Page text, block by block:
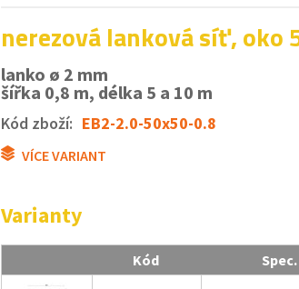
nerezová lanková síť, oko
lanko ø 2 mm
šířka 0,8 m, délka 5 a 10 m
Kód zboží: EB2-2.0-50x50-0.8
VÍCE VARIANT
Varianty
Kód Spec.